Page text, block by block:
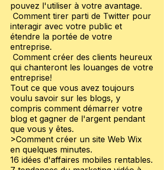
pouvez l'utiliser à votre avantage.
Comment tirer parti de Twitter pour
interagir avec votre public et
étendre la portée de votre
entreprise.
Comment créer des clients heureux
qui chanteront les louanges de votre
entreprise!
Tout ce que vous avez toujours
voulu savoir sur les blogs, y
compris comment démarrer votre
blog et gagner de l'argent pendant
que vous y êtes.
>Comment créer un site Web Wix
en quelques minutes.
16 idées d'affaires mobiles rentables.